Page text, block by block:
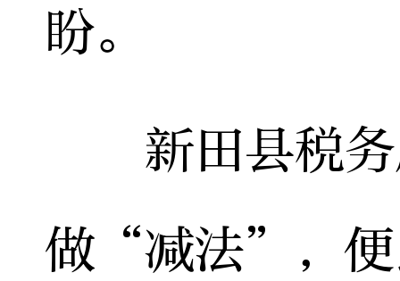
盼。
新田县税务
做“减法”，